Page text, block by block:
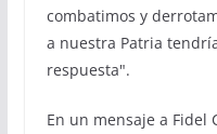
combatimos y
a nuestra Patria
respuesta".
En un mensaje a Fidel